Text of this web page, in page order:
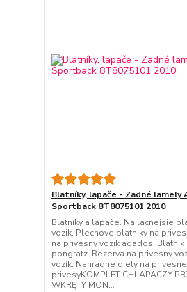
Blatníky, lapače - Zadné lamely
Sportback 8T8075101 2010
Blatníky a lapače. Najlacnejsie
vozik. Plechove blatniky na
na privesny vozik agados. Blatnik
pongratz. Rezerva na privesny
vozík. Nahradne diely na privesne
privesyKOMPLET CHLAPACZY
WKRĘTY MON...